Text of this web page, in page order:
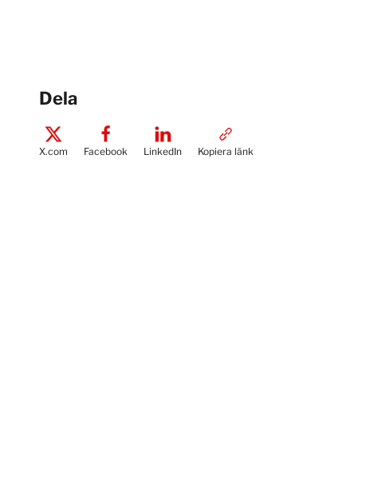
Dela
X.com Facebook LinkedIn Kopiera länk